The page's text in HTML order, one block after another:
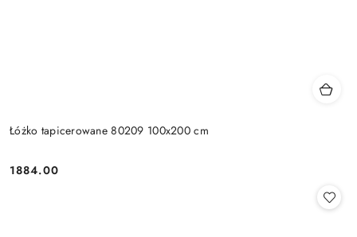
Łóżko tapicerowane 80209 100x200 cm
Cena:
1884.00